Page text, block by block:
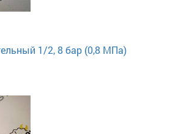
1/2, 8 бар (0,8 МПа)